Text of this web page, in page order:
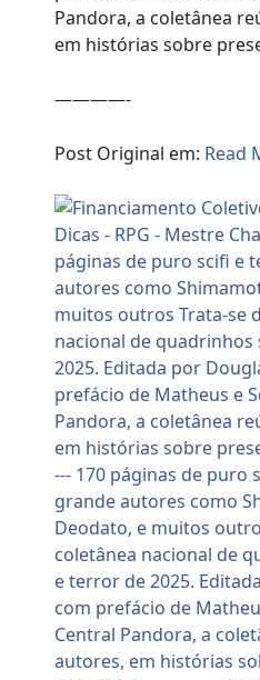
Pandora, a coletânea
em histórias sobre
————-
Post Original em: Read